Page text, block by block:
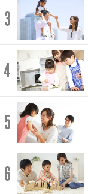
3
4
5
6